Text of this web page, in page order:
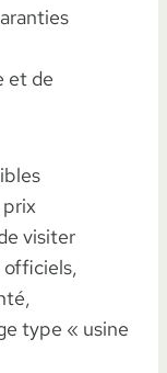
et de
prix
visiter
officiels,
type « usine